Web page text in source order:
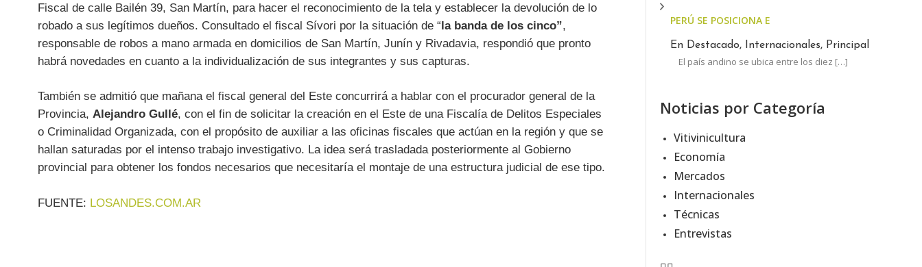
Fiscal de calle Bailén 39, San Martín, para hacer el reconocimiento de la tela y establecer la devolución de lo
robado a sus legítimos dueños. Consultado el fiscal Sívori por la situación de “la banda de los cinco”,
responsable de robos a mano armada en domicilios de San Martín, Junín y Rivadavia, respondió que pronto
habrá novedades en cuanto a la individualización de sus integrantes y sus capturas.
También se admitió que mañana el fiscal general del Este concurrirá a hablar con el procurador general de la
Provincia, Alejandro Gullé, con el fin de solicitar la creación en el Este de una Fiscalía de Delitos Especiales
o Criminalidad Organizada, con el propósito de auxiliar a las oficinas fiscales que actúan en la región y que se
hallan saturadas por el intenso trabajo investigativo. La idea será trasladada posteriormente al Gobierno
provincial para obtener los fondos necesarios que necesitaría el montaje de una estructura judicial de ese tipo.
FUENTE: LOSANDES.COM.AR
PERÚ SE POSICIONA ENTRE LOS LÍDERES
En Destacado, Internacionales, Principal
El país andino se ubica entre los diez […]
Noticias por Categoría
Vitivinicultura
Economía
Mercados
Internacionales
Técnicas
Entrevistas